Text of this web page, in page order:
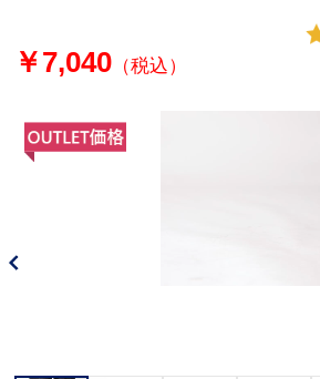
￥7,040（税込）